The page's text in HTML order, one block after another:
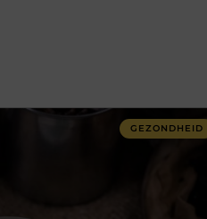
GEZONDHEID